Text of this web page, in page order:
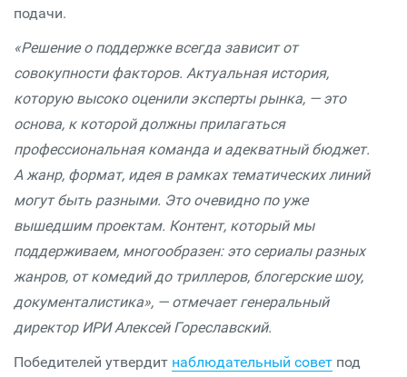
подачи.
«Решение о поддержке всегда зависит от
совокупности факторов. Актуальная история,
которую высоко оценили эксперты рынка, — это
основа, к которой должны прилагаться
профессиональная команда и адекватный бюджет.
А жанр, формат, идея в рамках тематических линий
могут быть разными. Это очевидно по уже
вышедшим проектам. Контент, который мы
поддерживаем, многообразен: это сериалы разных
жанров, от комедий до триллеров, блогерские шоу,
документалистика», — отмечает генеральный
директор ИРИ Алексей Гореславский.
Победителей утвердит наблюдательный совет под